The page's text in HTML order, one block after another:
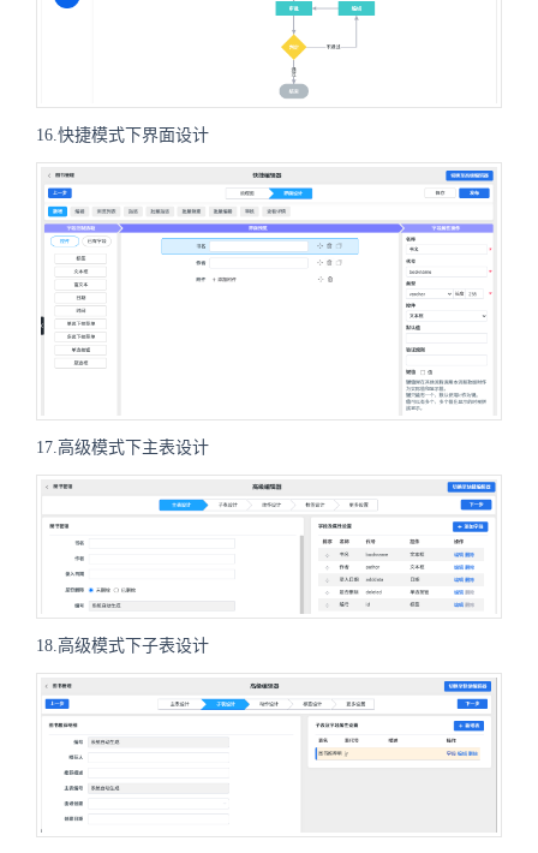
16.快捷模式下界面设计
17.高级模式下主表设计
18.高级模式下子表设计